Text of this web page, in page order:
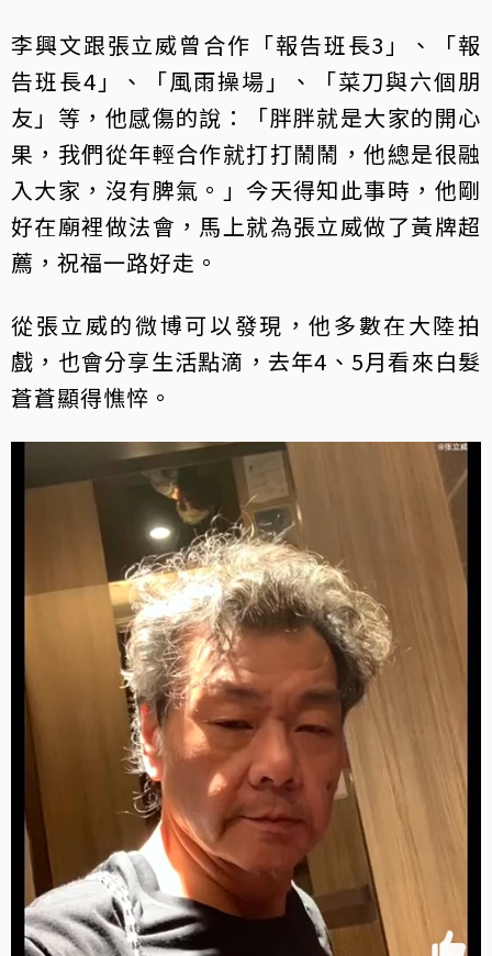
李興文跟張立威曾合作「報告班長3」、「報
告班長4」、「風雨操場」、「菜刀與六個朋
友」等，他感傷的說：「胖胖就是大家的開心
果，我們從年輕合作就打打鬧鬧，他總是很融
入大家，沒有脾氣。」今天得知此事時，他剛
好在廟裡做法會，馬上就為張立威做了黃牌超
薦，祝福一路好走。
從張立威的微博可以發現，他多數在大陸拍
戲，也會分享生活點滴，去年4、5月看來白髮
蒼蒼顯得憔悴。